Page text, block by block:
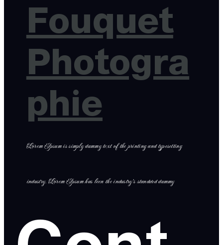
Fouquet
Photogra
phie
Lorem Ipsum is simply dummy text of the printing and typesetting
industry. Lorem Ipsum has been the industry’s standard dummy